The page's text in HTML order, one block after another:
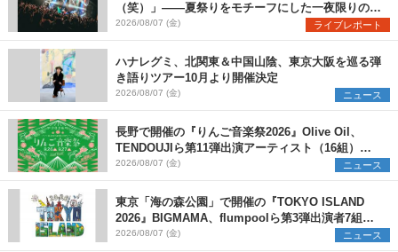
（笑）」――夏祭りをモチーフにした一夜限りのス
ペシャルライブ『色祭』レポート
2026/08/07 (金) ライブレポート
ハナレグミ、北関東＆中国山陰、東京大阪を巡る弾
き語りツアー10月より開催決定
2026/08/07 (金) ニュース
長野で開催の『りんご音楽祭2026』Olive Oil、
TENDOUJIら第11弾出演アーティスト（16組）を
発表
2026/08/07 (金) ニュース
東京「海の森公園」で開催の『TOKYO ISLAND
2026』BIGMAMA、flumpoolら第3弾出演者7組を
発表 ワークショップ・アート出展者を募集
2026/08/07 (金) ニュース